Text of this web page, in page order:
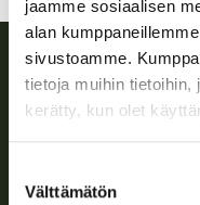
jaamme sosiaalisen
alan
sivustoamme.
tietoja muihin tietoihin,
kerätty, kun olet
valinta
Välttämätön
Suomen
riistanhoitoyhdistysten
toimeenpanosta sekä